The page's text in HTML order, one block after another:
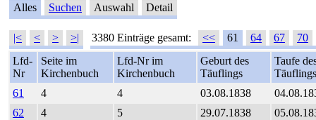
Alles Suchen Auswahl Detail
|< < > >| 3380 Einträge gesamt: << 61 64 67
70
Lfd-
Nr
Seite im
Kirchenbuch
Lfd-Nr im
Kirchenbuch
Geburt des
Täuflings
Taufe
Täuflings
61
4 4 03.08.1838
62
4 5 29.07.1838